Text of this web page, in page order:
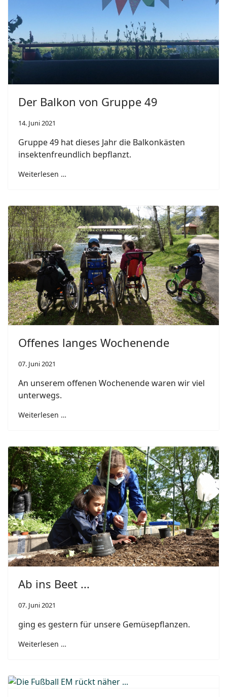
Der Balkon von Gruppe 49
14. Juni 2021
Gruppe 49 hat dieses Jahr die Balkonkästen
insektenfreundlich bepflanzt.
Weiterlesen …
Offenes langes Wochenende
07. Juni 2021
An unserem offenen Wochenende waren wir viel
unterwegs.
Weiterlesen …
Ab ins Beet ...
07. Juni 2021
ging es gestern für unsere Gemüsepflanzen.
Weiterlesen …